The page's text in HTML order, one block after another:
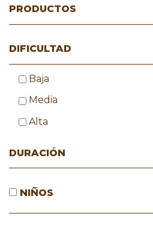
PRODUCTOS
DIFICULTAD
Baja
Media
Alta
DURACIÓN
NIÑOS